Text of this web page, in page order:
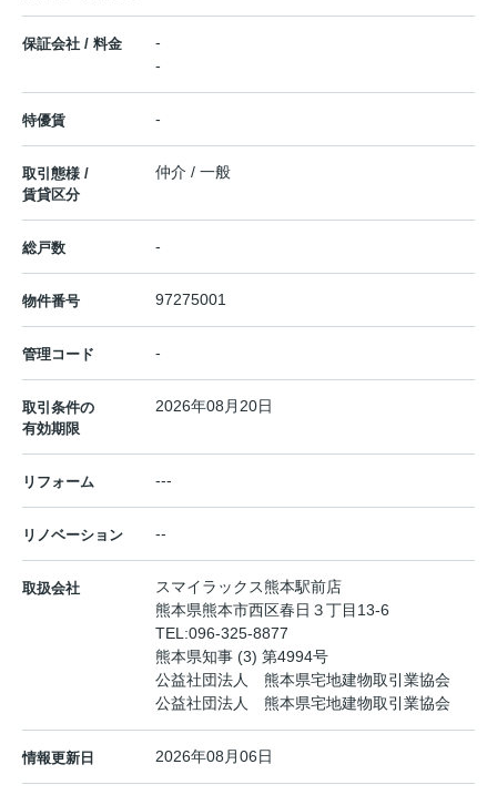
保証会社 / 料金
-
-
特優賃 -
取引態様 /
賃貸区分
仲介 / 一般
総戸数 -
物件番号 97275001
管理コード -
取引条件の
有効期限
2026年08月20日
リフォーム ---
リノベーション --
取扱会社
スマイラックス熊本駅前店
熊本県熊本市西区春日３丁目13-6
TEL:096-325-8877
熊本県知事 (3) 第4994号
公益社団法人 熊本県宅地建物取引業協会
公益社団法人 熊本県宅地建物取引業協会
情報更新日 2026年08月06日